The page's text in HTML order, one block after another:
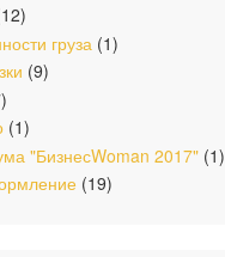
груза (1)
(9)
(1)
"БизнесWoman 2017" (1)
(19)